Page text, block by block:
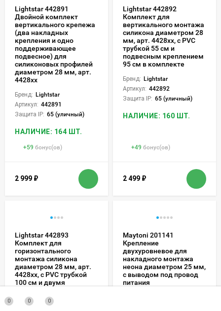
Lightstar 442891
Двойной комплект
вертикального крепежа
(два накладных
крепления и одно
поддерживающее
подвесное) для
силиконовых профилей
диаметром 28 мм, арт.
4428xx
Бренд: Lightstar
Артикул: 442891
Защита IP: 65 (уличный)
НАЛИЧИЕ: 164 ШТ.
+59 бонус(ов)
2 999 ₽
Lightstar 442892
Комплект для
вертикального монтажа
силикона диаметром 28
мм, арт. 4428xx, с PVC
трубкой 55 см и
подвесным креплением
95 см в комплекте
Бренд: Lightstar
Артикул: 442892
Защита IP: 65 (уличный)
НАЛИЧИЕ: 160 ШТ.
+49 бонус(ов)
2 499 ₽
Lightstar 442893
Комплект для
горизонтального
монтажа силикона
диаметром 28 мм, арт.
4428xx, с PVC трубкой
100 см и двумя
креплениями с тросом
95 см в комплекте
Maytoni 201141
Крепление
двухуровневое для
накладного монтажа
неона диаметром 25 мм,
с выводом под провод
питания
0 0 0